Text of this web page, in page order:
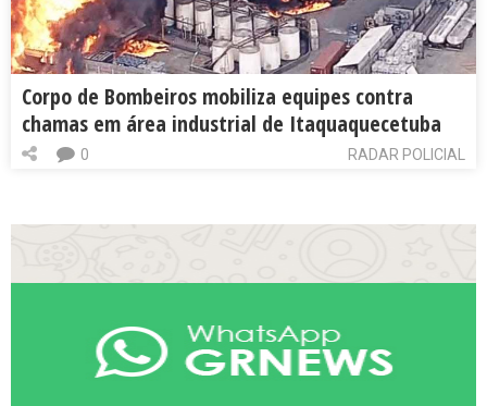
Corpo de Bombeiros mobiliza equipes contra
chamas em área industrial de Itaquaquecetuba
RADAR POLICIAL
0